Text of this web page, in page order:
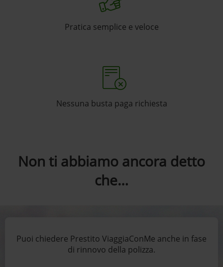
Pratica semplice e veloce
Nessuna busta paga richiesta
Non ti abbiamo ancora detto
che…
Puoi chiedere Prestito ViaggiaConMe anche in fase
di rinnovo della polizza.